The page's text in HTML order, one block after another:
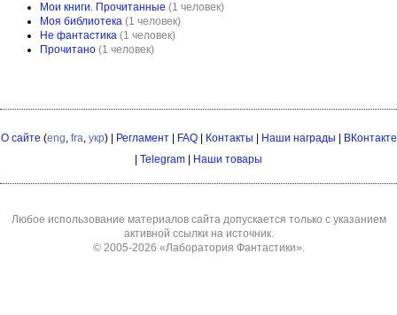
Мои книги. Прочитанные (1 человек)
Моя библиотека (1 человек)
Не фантастика (1 человек)
Прочитано (1 человек)
О сайте (eng, fra, укр) | Регламент| FAQ| Контакты Наши награды
ВКонтакте
Telegram Наши товары
Любое использование материалов сайта допускается только с указанием
активной ссылки на источник.
© 2005-2026 «Лаборатория Фантастики».